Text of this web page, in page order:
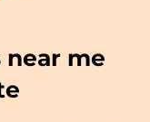
near me